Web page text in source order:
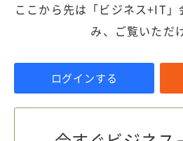
ここから先は「ビジネス+IT
み、ご覧いただ
ログインする